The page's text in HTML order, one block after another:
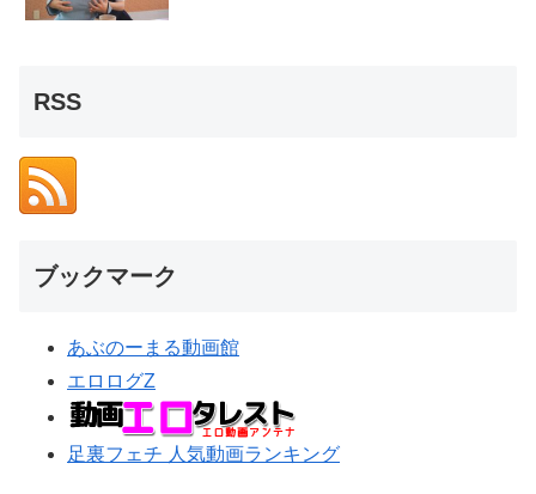
RSS
ブックマーク
あぶのーまる動画館
エロログZ
足裏フェチ 人気動画ランキング